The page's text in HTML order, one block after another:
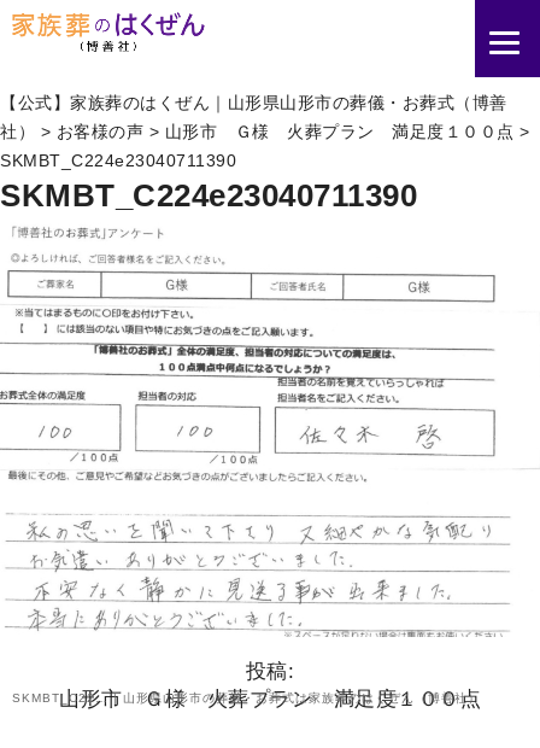
SKMBT_C22… | 山形県山形市の葬儀・お葬式は家族葬のはくぜん（博善社）
【公式】家族葬のはくぜん｜山形県山形市の葬儀・お葬式（博善
社）
> お客様の声 > 山形市 Ｇ様 火葬プラン 満足度１００点 >
SKMBT_C224e23040711390
SKMBT_C224e23040711390
投稿:
山形市 Ｇ様 火葬プラン 満足度１００点